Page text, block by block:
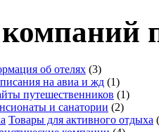
об отелях (3)
на авиа и жд (1)
путешественников (1)
и санатории (2)
Товары для активного отдыха